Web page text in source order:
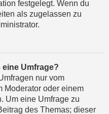
festgelegt. Wenn du
als zugelassen zu
Umfrage?
nur vom
Moderator oder einem
Um eine Umfrage zu
des Themas; dieser